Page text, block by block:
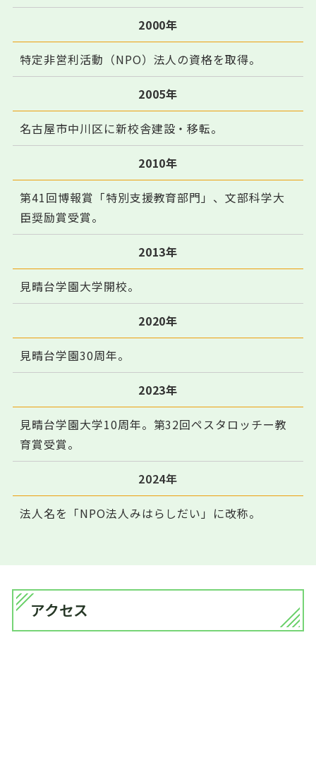
2000年
特定非営利活動（NPO）法人の資格を取得。
2005年
名古屋市中川区に新校舎建設・移転。
2010年
第41回博報賞「特別支援教育部門」、文部科学大
臣奨励賞受賞。
2013年
見晴台学園大学開校。
2020年
見晴台学園30周年。
2023年
見晴台学園大学10周年。第32回ペスタロッチー教
育賞受賞。
2024年
法人名を「NPO法人みはらしだい」に改称。
アクセス